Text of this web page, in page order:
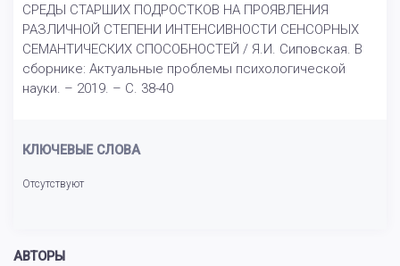
СРЕДЫ СТАРШИХ ПОДРОСТКОВ НА ПРОЯВЛЕНИЯ
РАЗЛИЧНОЙ СТЕПЕНИ ИНТЕНСИВНОСТИ СЕНСОРНЫХ
СЕМАНТИЧЕСКИХ СПОСОБНОСТЕЙ / Я.И. Сиповская. В
сборнике: Актуальные проблемы психологической
науки. – 2019. – С. 38-40
КЛЮЧЕВЫЕ СЛОВА
Отсутствуют
АВТОРЫ